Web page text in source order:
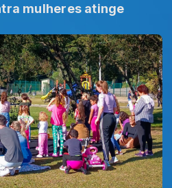
mulheres atinge